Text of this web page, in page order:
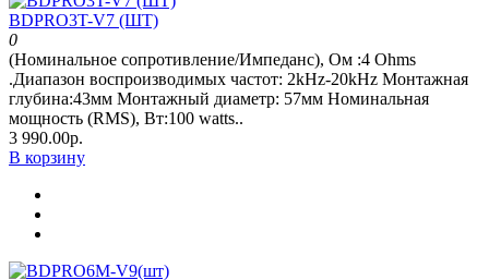
BDPRO3T-V7 (ШТ)
0
(Номинальное сопротивление/Импеданс), Ом :4 Ohms
.Диапазон воспроизводимых частот: 2kHz-20kHz Монтажная
глубина:43мм Монтажный диаметр: 57мм Номинальная
мощность (RMS), Вт:100 watts..
3 990.00р.
В корзину